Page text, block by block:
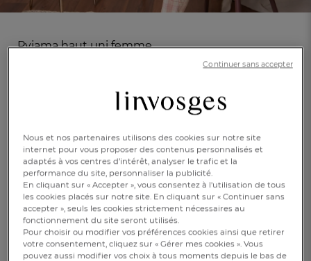
FR DE
AT
BE
CH
Pyjama haut uni femme
Caractéristique :
Pyjama haut uni
36/38 44/46 48/50
79,00 €
Nous et nos partenaires utilisons des cookies sur notre site
internet pour vous proposer des contenus personnalisés et
adaptés à vos centres d’intérêt, analyser le trafic et la
performance du site, personnaliser la publicité.
En cliquant sur « Accepter », vous consentez à l'utilisation de tous
les cookies placés sur notre site. En cliquant sur « Continuer sans
accepter », seuls les cookies strictement nécessaires au
fonctionnement du site seront utilisés.
Pour choisir ou modifier vos préférences cookies ainsi que retirer
votre consentement, cliquez sur « Gérer mes cookies ». Vous
pouvez aussi modifier vos choix à tous moments depuis le bas de
Continuer sans accepter